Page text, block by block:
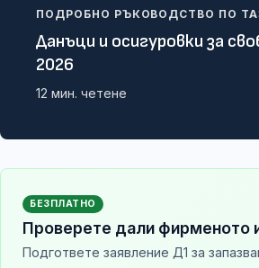
ПОДРОБНО РЪКОВОДСТВО ПО
Данъци и осигуровки за
2026
12 мин. четене
БЕЗПЛАТНО
Проверете дали фирменото
Подгответе заявление Д1 за